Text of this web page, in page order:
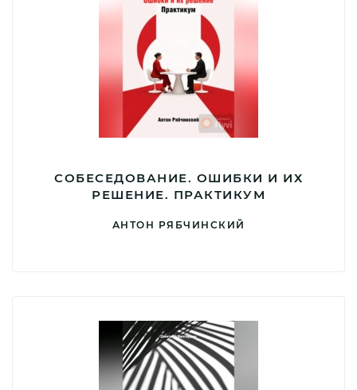
СОБЕСЕДОВАНИЕ. ОШИБКИ И ИХ
РЕШЕНИЕ. ПРАКТИКУМ
АНТОН РЯБЧИНСКИЙ